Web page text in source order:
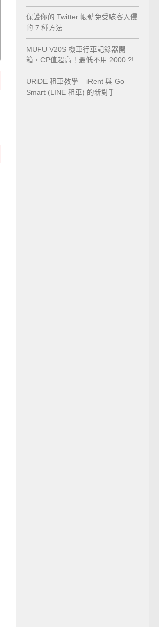
保護你的 Twitter 帳號免受駭客入侵
的 7 種方法
MUFU V20S 機車行車記錄器開
箱，CP值超高！最低不用 2000 ?!
URiDE 租車教學 – iRent 與 Go
Smart (LINE 租車) 的新對手